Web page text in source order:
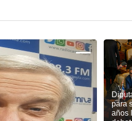
para
años